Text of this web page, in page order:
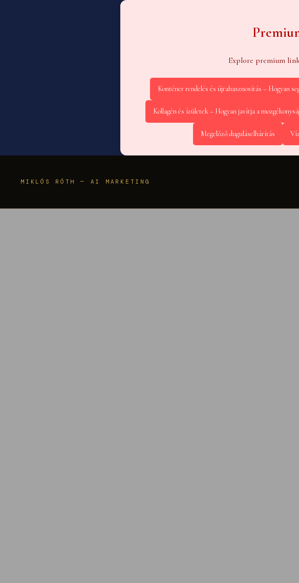
Explore premium
Konténer rendelés és újrahasznosítás – Hogyan
Kollagén és ízületek – Hogyan javítja a
Megelőző duguláselhárítás
MIKLÓS RÓTH — AI MARKETING